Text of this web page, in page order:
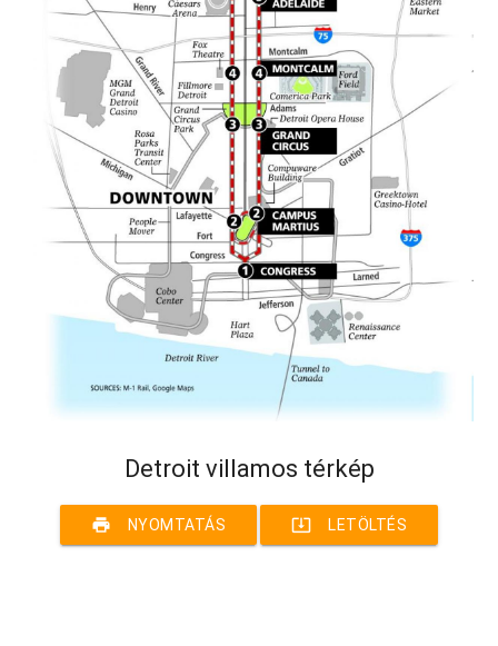
Detroit villamos térkép
print NYOMTATÁS system_update_alt LETÖLTÉS